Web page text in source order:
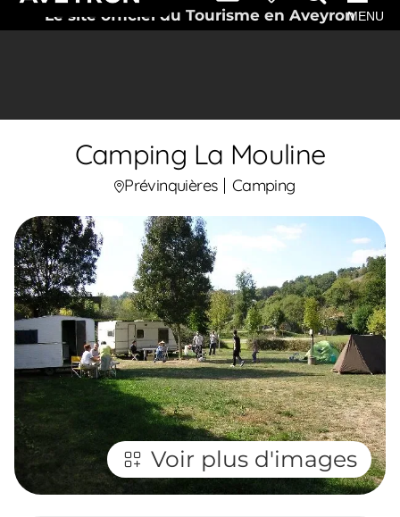
Le site officiel du Tourisme en AveyronMENU
Camping La Mouline
Prévinquières Camping
Voir plus d'images